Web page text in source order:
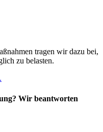
tragen wir dazu bei,
zu belasten.
Wir beantworten